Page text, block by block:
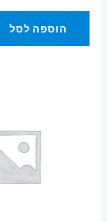
הוספה לסל